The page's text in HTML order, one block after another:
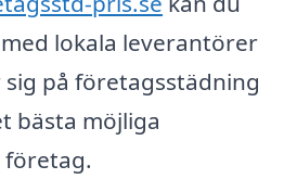
lokala leverantörer
sig på företagsstädning
bästa möjliga